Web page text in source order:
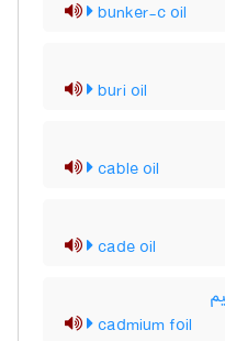
bunker-c oil
buri oil
cable oil
cade oil
cadmium foil